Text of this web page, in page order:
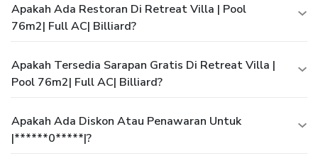
Apakah Ada Restoran Di Retreat Villa | Pool
76m2| Full AC| Billiard?
Apakah Tersedia Sarapan Gratis Di Retreat Villa |
Pool 76m2| Full AC| Billiard?
Apakah Ada Diskon Atau Penawaran Untuk
|******0*****|?